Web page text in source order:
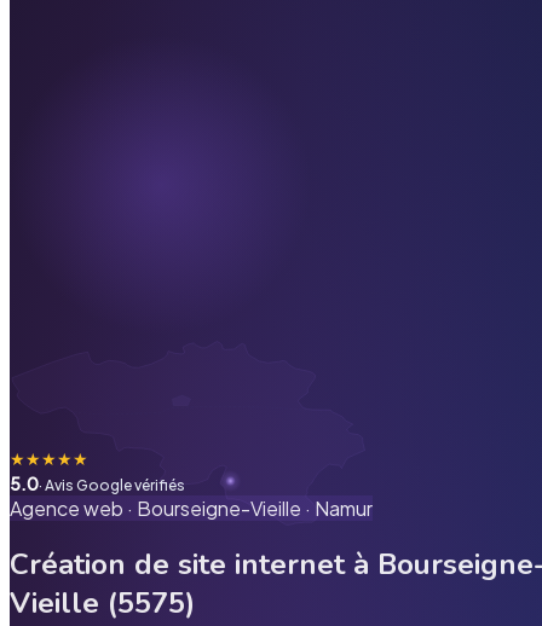
★★★★★
5.0· Avis Google vérifiés
Agence web · Bourseigne-Vieille · Namur
Création de site internet à
Vieille (5575)